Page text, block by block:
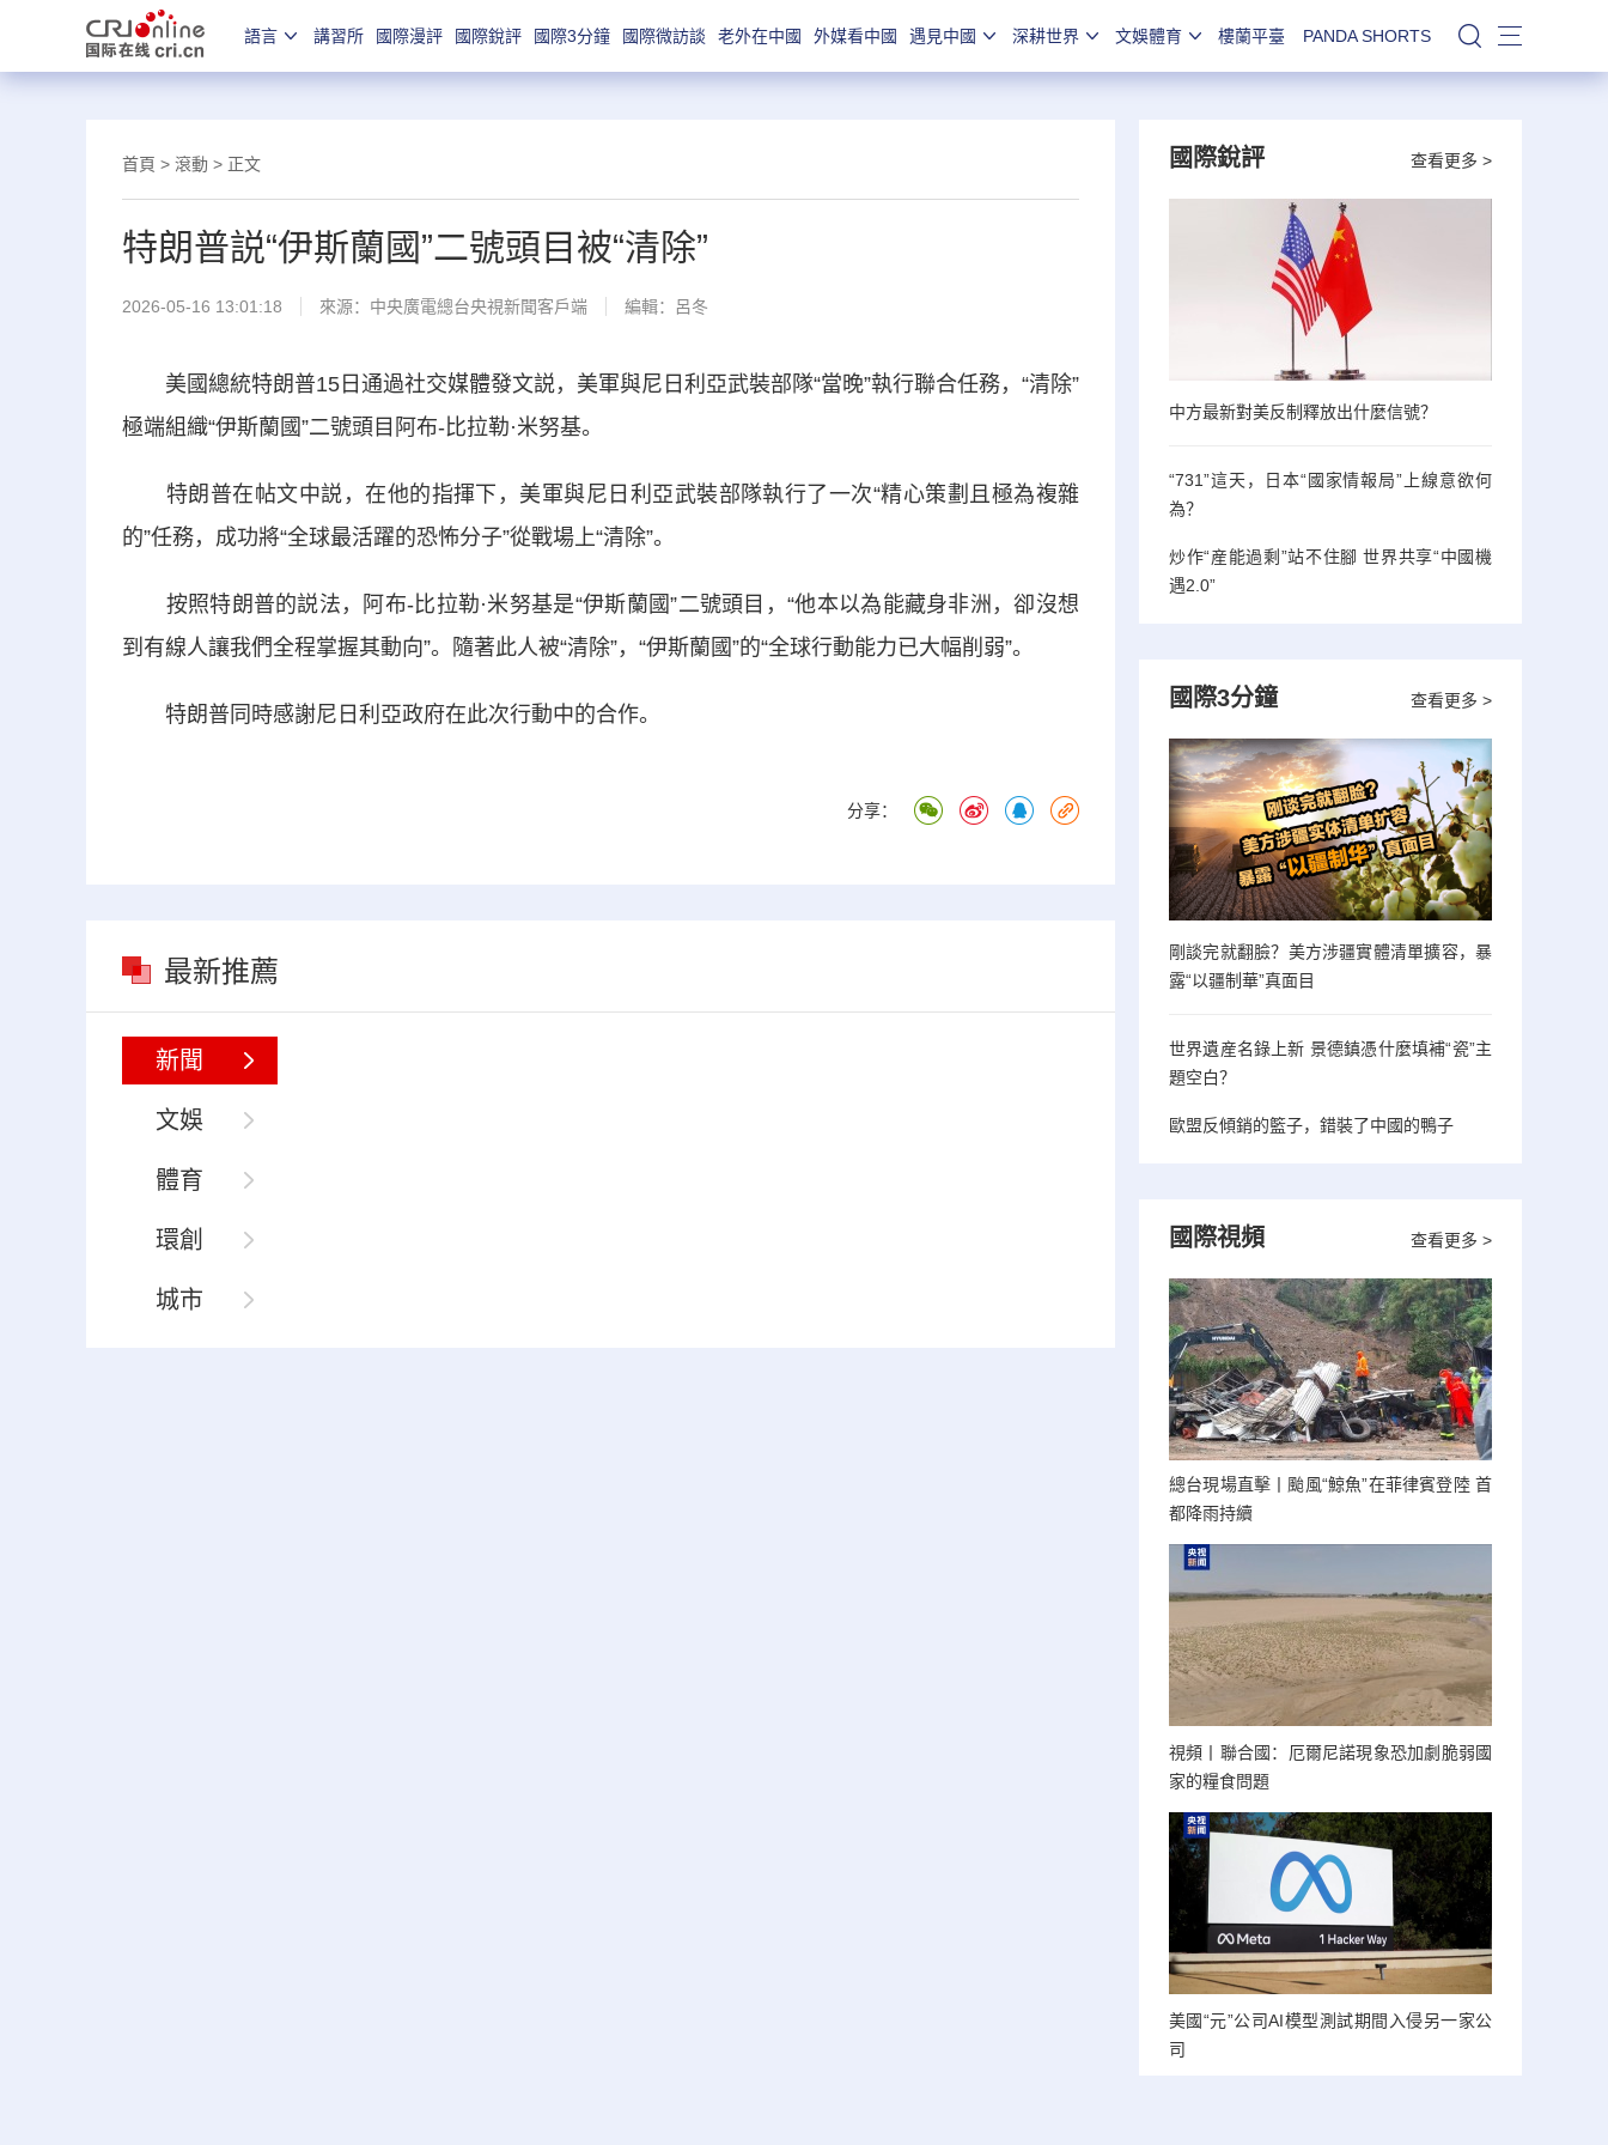
語言 講習所 國際漫評 國際銳評 國際3分鐘 國際微訪談 老外在中國 外媒看中國 遇見中國 深耕世界 文娛體育 樓蘭平臺 PANDA SHORTS 站內搜索
首頁 > 滾動 > 正文
特朗普説“伊斯蘭國”二號頭目被“清除”
2026-05-16 13:01:18 來源： 中央廣電總台央視新聞客戶端 編輯：呂冬
美國總統特朗普15日通過社交媒體發文説，美軍與尼日利亞武裝部隊“當晚”執行聯合任務，“清除”
極端組織“伊斯蘭國”二號頭目阿布-比拉勒·米努基。
特朗普在帖文中説，在他的指揮下，美軍與尼日利亞武裝部隊執行了一次“精心策劃且極為複雜
的”任務，成功將“全球最活躍的恐怖分子”從戰場上“清除”。
按照特朗普的説法，阿布-比拉勒·米努基是“伊斯蘭國”二號頭目，“他本以為能藏身非洲，卻沒想
到有線人讓我們全程掌握其動向”。隨著此人被“清除”，“伊斯蘭國”的“全球行動能力已大幅削弱”。
特朗普同時感謝尼日利亞政府在此次行動中的合作。
分享：
最新推薦
新聞
文娛
體育
環創
城市
查看更多 >
國際銳評
中方最新對美反制釋放出什麼信號？
“731”這天，日本“國家情報局”上線意欲何
為？
炒作“産能過剩”站不住腳 世界共享“中國機
遇2.0”
查看更多 >
國際3分鐘
剛談完就翻臉？美方涉疆實體清單擴容，暴
露“以疆制華”真面目
世界遺産名錄上新 景德鎮憑什麼填補“瓷”主
題空白？
歐盟反傾銷的籃子，錯裝了中國的鴨子
查看更多 >
國際視頻
總台現場直擊丨颱風“鯨魚”在菲律賓登陸 首
都降雨持續
視頻丨聯合國：厄爾尼諾現象恐加劇脆弱國
家的糧食問題
美國“元”公司AI模型測試期間入侵另一家公
司